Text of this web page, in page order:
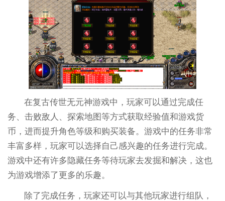
在复古传世无元神游戏中，玩家可以通过完成任
务、击败敌人、探索地图等方式获取经验值和游戏货
币，进而提升角色等级和购买装备。游戏中的任务非常
丰富多样，玩家可以选择自己感兴趣的任务进行完成。
游戏中还有许多隐藏任务等待玩家去发掘和解决，这也
为游戏增添了更多的乐趣。
除了完成任务，玩家还可以与其他玩家进行组队，